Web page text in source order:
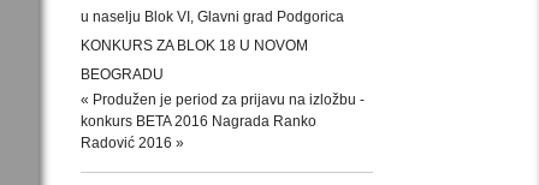
u naselju Blok VI, Glavni grad Podgorica
KONKURS ZA BLOK 18 U NOVOM
BEOGRADU
« Produžen je period za prijavu na izložbu -
konkurs BETA 2016 Nagrada Ranko
Radović 2016 »